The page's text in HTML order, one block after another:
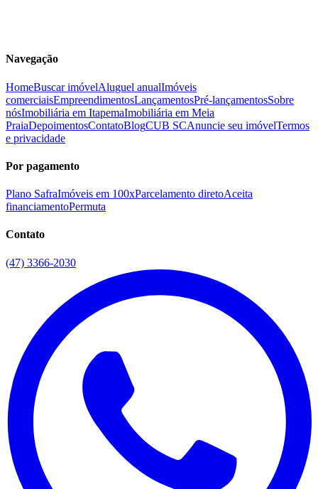
Navegação
HomeBuscar imóvelAluguel anualImóveis
comerciaisEmpreendimentosLançamentosPré-lançamentosSobre
nósImobiliária em ItapemaImobiliária em Meia
PraiaDepoimentosContatoBlogCUB SCAnuncie seu imóvelTermos
e privacidade
Por pagamento
Plano SafraImóveis em 100xParcelamento diretoAceita
financiamentoPermuta
Contato
(47) 3366-2030